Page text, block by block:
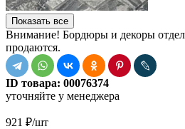
Показать все
Внимание! Бордюры и декоры
продаются.
ID товара: 00076374
уточняйте у менеджера
921 ₽/шт